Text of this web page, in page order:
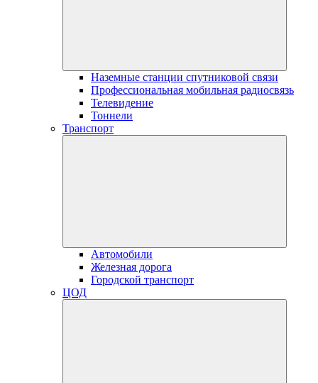
Наземные станции спутниковой связи
Профессиональная мобильная радиосвязь
Телевидение
Тоннели
Транспорт
Автомобили
Железная дорога
Городской транспорт
ЦОД